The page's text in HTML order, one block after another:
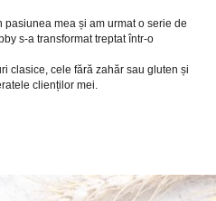
mea și am urmat o serie de
s-a transformat treptat într-o
clasice, cele fără zahăr sau gluten și
clienților mei.